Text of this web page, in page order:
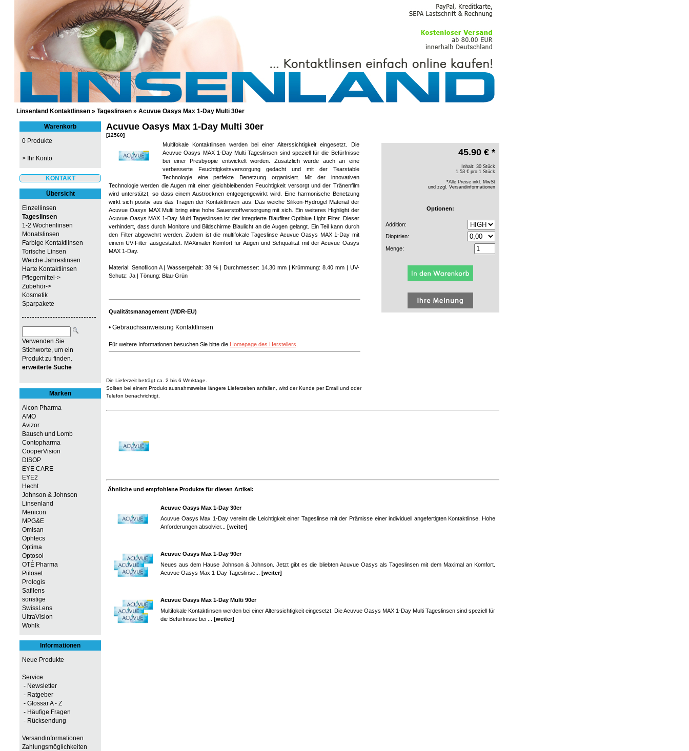
GÜNSTIGE KONTAKTLINSEN UND PFLEGEMITTEL
Linsenland Kontaktlinsen » Tageslinsen » Acuvue Oasys Max 1-Day Multi 30er
Warenkorb
0 Produkte
> Ihr Konto
KONTAKT
Übersicht
Einzellinsen
Tageslinsen
1-2 Wochenlinsen
Monatslinsen
Farbige Kontaktlinsen
Torische Linsen
Weiche Jahreslinsen
Harte Kontaktlinsen
Pflegemittel->
Zubehör->
Kosmetik
Sparpakete
Verwenden Sie
Stichworte, um ein
Produkt zu finden.
erweiterte Suche
Marken
Alcon Pharma
AMO
Avizor
Bausch und Lomb
Contopharma
CooperVision
DISOP
EYE CARE
EYE2
Hecht
Johnson & Johnson
Linsenland
Menicon
MPG&E
Omisan
Ophtecs
Optima
Optosol
OTÉ Pharma
Piiloset
Prologis
Safilens
sonstige
SwissLens
UltraVision
Wöhlk
Informationen
Neue Produkte
Service
- Newsletter
- Ratgeber
- Glossar A - Z
- Häufige Fragen
- Rücksendung
Versandinformationen
Zahlungsmöglichkeiten
Acuvue Oasys Max 1-Day Multi 30er
[12560]
Multifokale Kontaktlinsen werden bei einer Alterssichtigkeit eingesetzt. Die
Acuvue Oasys MAX 1-Day Multi Tageslinsen sind speziell für die Befürfnisse
bei einer Presbyopie entwickelt worden. Zusätzlich wurde auch an eine
verbesserte Feuchtigkeitsversorgung gedacht und mit der Tearstable
Technologie eine perfekte Benetzung organisiert. Mit der innovativen
Technologie werden die Augen mit einer gleichbleibenden Feuchtigkeit versorgt und der Tränenfilm
wird unterstützt, so dass einem Austrocknen entgegengewirkt wird. Eine harmonische Benetzung
wirkt sich positiv aus das Tragen der Kontaktlinsen aus. Das weiche Silikon-Hydrogel Material der
Acuvue Oasys MAX Multi bring eine hohe Sauerstoffversorgung mit sich. Ein weiteres Highlight der
Acuvue Oasys MAX 1-Day Multi Tageslinsen ist der integrierte Blaufilter Optiblue Light Filter. Dieser
verhindert, dass durch Monitore und Bildschirme Blaulicht an die Augen gelangt. Ein Teil kann durch
den Filter abgewehrt werden. Zudem ist die multifokale Tageslinse Acuvue Oasys MAX 1-Day mit
einem UV-Filter ausgestattet. MAXimaler Komfort für Augen und Sehqualität mit der Acuvue Oasys
MAX 1-Day.
Material: Senofilcon A | Wassergehalt: 38 % | Durchmesser: 14.30 mm | Krümmung: 8.40 mm | UV-
Schutz: Ja | Tönung: Blau-Grün
Qualitätsmanagement (MDR-EU)
• Gebrauchsanweisung Kontaktlinsen
Für weitere Informationen besuchen Sie bitte die Homepage des Herstellers
Die Lieferzeit beträgt ca. 2 bis 6 Werktage.
Sollten bei einem Produkt ausnahmsweise längere Lieferzeiten anfallen, wird der Kunde per Email und oder
Telefon benachrichtigt.
45.90 € *
Inhalt: 30 Stück
1.53 € pro 1 Stück
*Alle Preise inkl. MwSt
und zzgl. Versandinformationen
Optionen:
Addition:
Dioptrien:
Menge:
Ähnliche und empfohlene Produkte für diesen Artikel:
Acuvue Oasys Max 1-Day 30er
Acuvue Oasys Max 1-Day vereint die Leichtigkeit einer Tageslinse mit der Prämisse einer individuell angefertigten Kontaktlinse. Hohe
Anforderungen absolvier... [weiter]
Acuvue Oasys Max 1-Day 90er
Neues aus dem Hause Johnson & Johnson. Jetzt gibt es die bliebten Acuvue Oasys als Tageslinsen mit dem Maximal an Komfort.
Acuvue Oasys Max 1-Day Tageslinse... [weiter]
Acuvue Oasys Max 1-Day Multi 90er
Multifokale Kontaktlinsen werden bei einer Alterssichtigkeit eingesetzt. Die Acuvue Oasys MAX 1-Day Multi Tageslinsen sind speziell für
die Befürfnisse bei ... [weiter]